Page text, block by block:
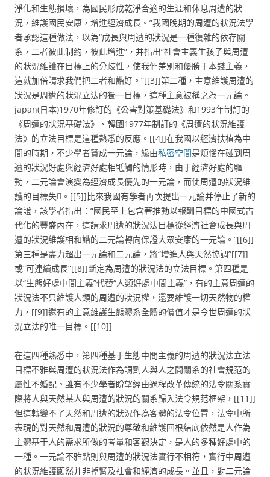
淨化和生態損壞，為國民形成乾淨合適的生涯和休息周遭的狀
況，維護國民安康，增進經濟成長。”我國晚期的周遭的狀況法學
者承認這種做法，以為“成長與周遭的狀況是一種復雜的依存關
系，二者彼此制約，彼此增進”，并指出“社會主義生孩子與周遭
的狀況維護在目標上的分歧性，使我們差別和優勝于本錢主義，
這就加倍請求我們把二者和諧好。”[[3]]第二種，主意維護周遭的
狀況是周遭的狀況立法的獨一目標，這種主意被稱之為一元論。
japan(日本)1970年修訂的《公害對策基礎法》和1993年制訂的
《周遭的狀況基礎法》、韓國1977年制訂的《周遭的狀況維護
法》的立法目標是這種熟悉的反應。[[4]]在我國以經濟扶植為中
間的時期，不少學者贊成一元論，緣由私密空間是煩惱在碰到周
遭的狀況好處與經濟好處相牴觸的情形時，由于經濟好處的驅
動，二元論會演變為經濟成長優先的一元論，而使周遭的狀況維
護的目標失。[[5]]比來我國有學者再次提出一元論并停止了新的
論證，該學者指出：“國民至上包含著推動以報酬目標的中國式古
代化的豐盛內在，這請求周遭的狀況法目標從經濟社會成長與周
遭的狀況維護相和諧的二元論轉向保證大眾安康的一元論。”[[6]]
第三種是盡力超出一元論和二元論，將“增進人與天然協調”[[7]]
或“可連續成長”[[8]]斷定為周遭的狀況法的立法目標。第四種是
以“生態好處中間主義”代替“人類好處中間主義”，有的主意周遭的
狀況法不只維護人類的周遭的狀況權，還要維護一切天然物的權
力，[[9]]還有的主意維護生態體系全體的價值才是今世周遭的狀
況立法的唯一目標。[[10]]
在這四種熟悉中，第四種基于生態中間主義的周遭的狀況法立法
目標不雅與周遭的狀況法作為調劑人與人之間關系的社會規范的
屬性不婚配。雖有不少學者盼望經由過程改革傳統的法令關系實
際將人與天然某人與周遭的狀況的關系歸入法令規范框架，[[11]]
但這轉變不了天然和周遭的狀況作為客體的法令位置，法令中所
表現的對天然和周遭的狀況的尊敬和維護回根結底依然是人作為
主體基于人的需求所做的考量和客觀決定，是人的多種好處中的
一種。一元論不雅點則與周遭的狀況法實行不相符，實行中周遭
的狀況維護顯然并非掉臂及社會和經濟的成長。並且，對二元論